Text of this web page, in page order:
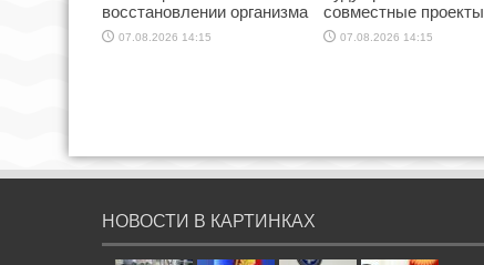
восстановлении организма
07.08.2026 14:15
совместные проекты
07.08.2026 14:15
НОВОСТИ В КАРТИНКАХ